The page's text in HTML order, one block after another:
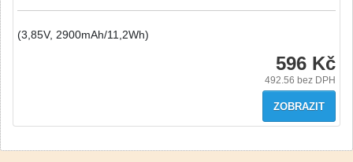
(3,85V, 2900mAh/11,2Wh)
596 Kč
492.56 bez DPH
ZOBRAZIT